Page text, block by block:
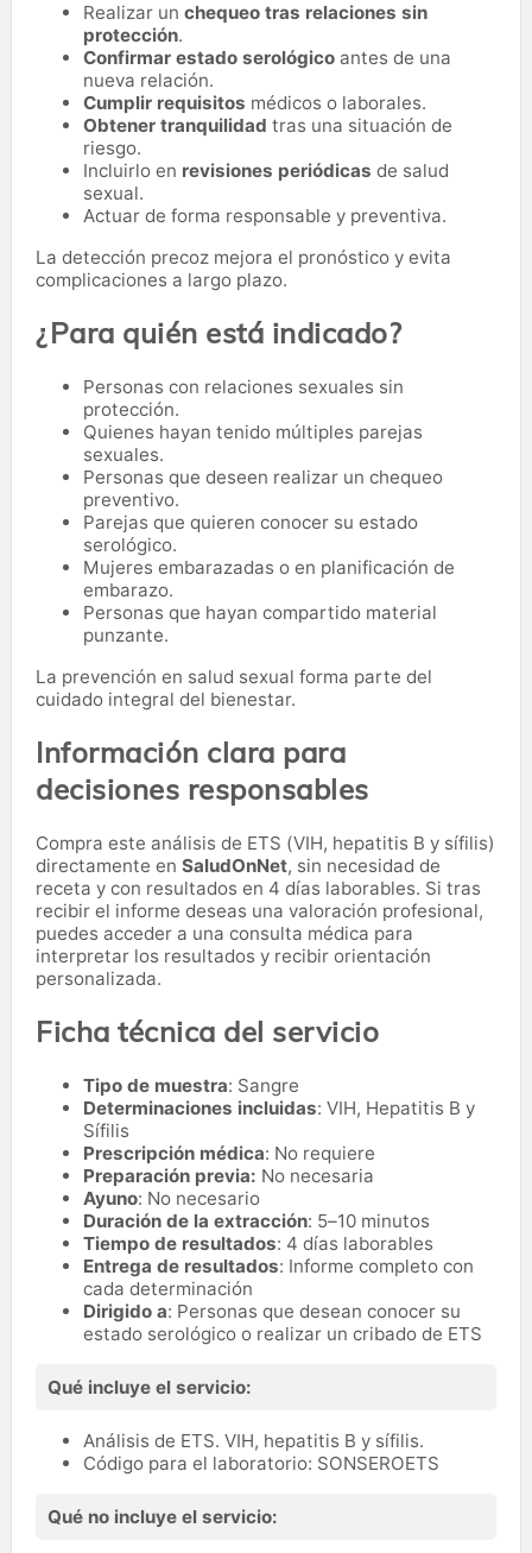
Realizar un chequeo tras relaciones sin
protección.
Confirmar estado serológico antes de una
nueva relación.
Cumplir requisitos médicos o laborales.
Obtener tranquilidad tras una situación de
riesgo.
Incluirlo en revisiones periódicas de salud
sexual.
Actuar de forma responsable y preventiva.
La detección precoz mejora el pronóstico y evita
complicaciones a largo plazo.
¿Para quién está indicado?
Personas con relaciones sexuales sin
protección.
Quienes hayan tenido múltiples parejas
sexuales.
Personas que deseen realizar un chequeo
preventivo.
Parejas que quieren conocer su estado
serológico.
Mujeres embarazadas o en planificación de
embarazo.
Personas que hayan compartido material
punzante.
La prevención en salud sexual forma parte del
cuidado integral del bienestar.
Información clara para
decisiones responsables
Compra este análisis de ETS (VIH, hepatitis B y sífilis)
directamente en SaludOnNet, sin necesidad de
receta y con resultados en 4 días laborables. Si tras
recibir el informe deseas una valoración profesional,
puedes acceder a una consulta médica para
interpretar los resultados y recibir orientación
personalizada.
Ficha técnica del servicio
Tipo de muestra: Sangre
Determinaciones incluidas: VIH, Hepatitis B y
Sífilis
Prescripción médica: No requiere
Preparación previa: No necesaria
Ayuno: No necesario
Duración de la extracción: 5–10 minutos
Tiempo de resultados: 4 días laborables
Entrega de resultados: Informe completo con
cada determinación
Dirigido a: Personas que desean conocer su
estado serológico o realizar un cribado de ETS
Qué incluye el servicio:
Análisis de ETS. VIH, hepatitis B y sífilis.
Código para el laboratorio: SONSEROETS
Qué no incluye el servicio: